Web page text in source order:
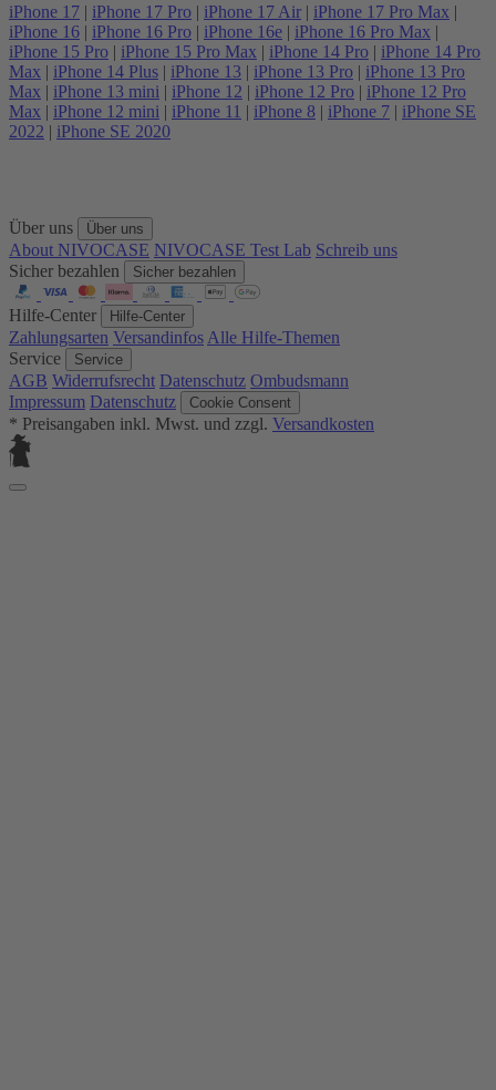
iPhone 17 | iPhone 17 Pro | iPhone 17 Air | iPhone 17 Pro Max |
iPhone 16 | iPhone 16 Pro | iPhone 16e | iPhone 16 Pro Max |
iPhone 15 Pro | iPhone 15 Pro Max | iPhone 14 Pro | iPhone 14 Pro
Max | iPhone 14 Plus | iPhone 13 | iPhone 13 Pro | iPhone 13 Pro
Max | iPhone 13 mini | iPhone 12 | iPhone 12 Pro | iPhone 12 Pro
Max | iPhone 12 mini | iPhone 11 | iPhone 8 | iPhone 7 | iPhone SE
2022 | iPhone SE 2020
Über uns Über uns
About NIVOCASE NIVOCASE Test Lab Schreib uns
Sicher bezahlen
Sicher bezahlen
Hilfe-Center Hilfe-Center
Zahlungsarten Versandinfos Alle Hilfe-Themen
Service
Service
AGB Widerrufsrecht Datenschutz Ombudsmann
Impressum Datenschutz Cookie Consent
* Preisangaben inkl. Mwst. und zzgl. Versandkosten